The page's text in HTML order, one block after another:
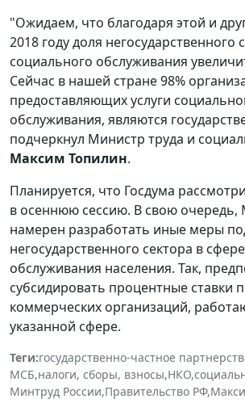
"Ожидаем, что благодаря этой и
2018 году доля негосударственного
социального обслуживания
Сейчас в нашей стране 98%
предоставляющих услуги
обслуживания, являются
подчеркнул Министр труда и
Максим Топилин.
Планируется, что Госдума
в осеннюю сессию. В свою очередь,
намерен разработать иные меры
негосударственного сектора в
обслуживания населения. Так,
субсидировать процентные ставки
коммерческих организаций,
указанной сфере.
Теги:государственно-частное
МСБ,налоги, сборы, взносы,НКО,
Минтруд России,Правительство РФ,